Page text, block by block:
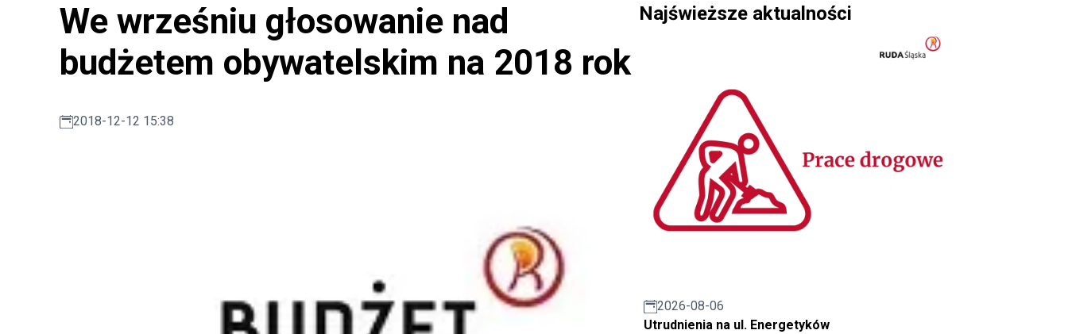
We wrześniu głosowanie nad
budżetem obywatelskim na 2018 rok
2018-12-12 15:38
Najświeższe aktualności
2026-08-06
Utrudnienia na ul. Energetyków